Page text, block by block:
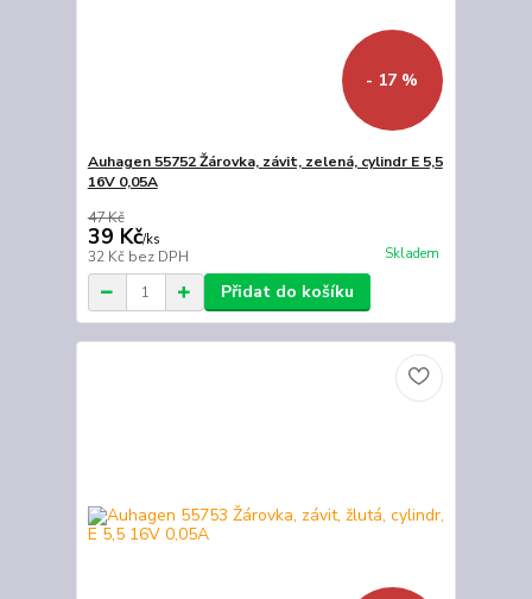
- 17 %
Auhagen 55752 Žárovka, závit, zelená, cylindr E 5,5
16V 0,05A
47 Kč
39 Kč/ks
32 Kč bez DPH Skladem
Přidat do košíku